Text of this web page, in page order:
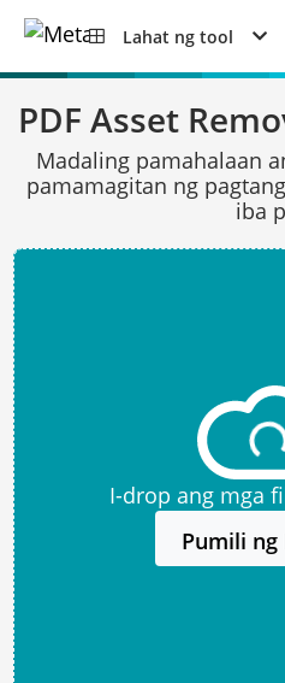
Lahat ng tool
PDF Asset
Madaling pamahalaan
pamamagitan ng
iba
I-drop ang mga
Pumili ng